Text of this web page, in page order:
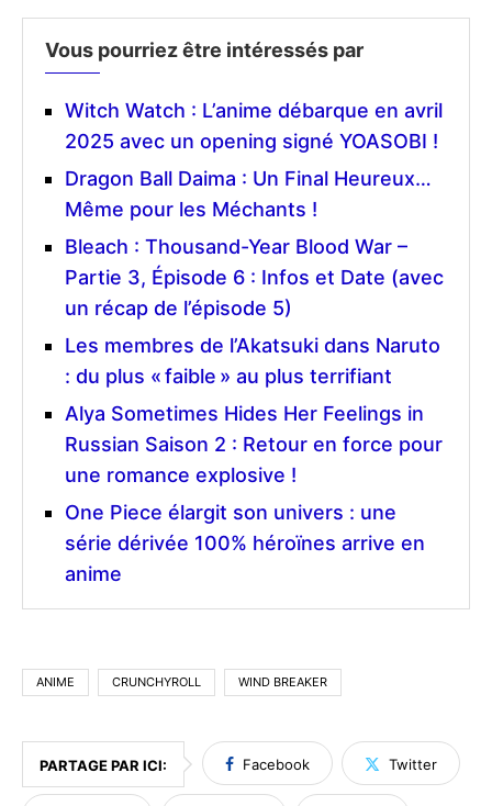
Vous pourriez être intéressés par
Witch Watch : L’anime débarque en avril
2025 avec un opening signé YOASOBI !
Dragon Ball Daima : Un Final Heureux…
Même pour les Méchants !
Bleach : Thousand-Year Blood War –
Partie 3, Épisode 6 : Infos et Date (avec
un récap de l’épisode 5)
Les membres de l’Akatsuki dans Naruto
: du plus « faible » au plus terrifiant
Alya Sometimes Hides Her Feelings in
Russian Saison 2 : Retour en force pour
une romance explosive !
One Piece élargit son univers : une
série dérivée 100% héroïnes arrive en
anime
ANIME CRUNCHYROLL WIND BREAKER
PARTAGE PAR ICI: Facebook Twitter